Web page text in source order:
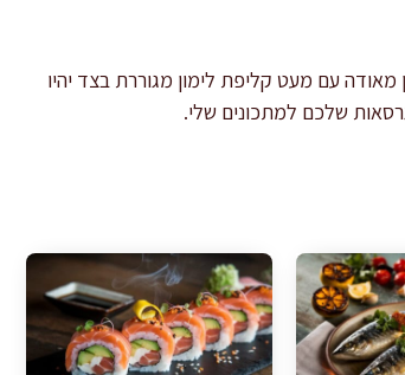
מאודה עם מעט קליפת לימון מגוררת בצד יהיו
שלכם למתכונים שלי.